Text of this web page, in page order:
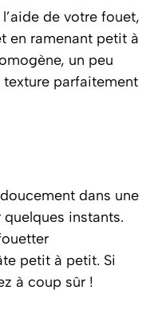
de votre fouet,
en ramenant petit à
un peu
texture parfaitement
dans une
instants.
petit à petit. Si
à coup sûr !